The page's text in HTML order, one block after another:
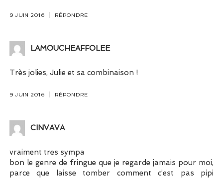
9 JUIN 2016 RÉPONDRE
LAMOUCHEAFFOLEE
Très jolies, Julie et sa combinaison !
9 JUIN 2016 RÉPONDRE
CINVAVA
vraiment tres sympa
bon le genre de fringue que je regarde jamais pour moi,
parce que laisse tomber comment c’est pas pipi